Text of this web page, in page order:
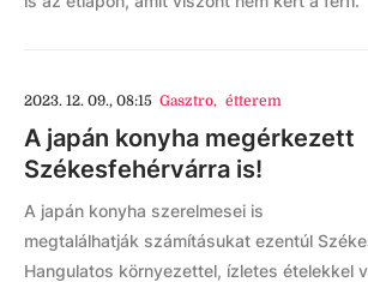
2023. 12. 09., 08:15 Gasztro, étterem
A japán konyha megérkezett
Székesfehérvárra is!
A japán konyha szerelmesei is
megtalálhatják számításukat ezentúl
Hangulatos környezettel, ízletes ételekkel